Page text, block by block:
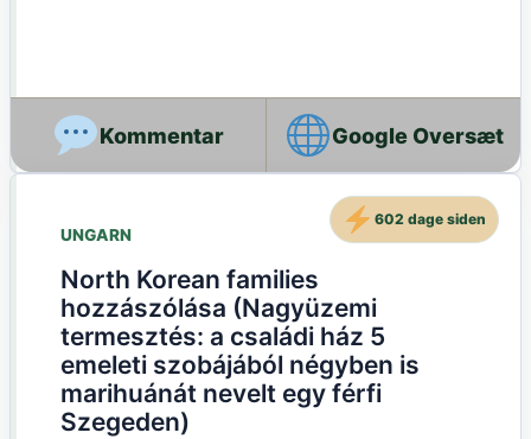
Google Oversæt
UNGARN
North Korean families
hozzászólása (Nagyüzemi
termesztés: a családi ház 5
emeleti szobájából négyben is
marihuánát nevelt egy férfi
Szegeden)
602 dage siden